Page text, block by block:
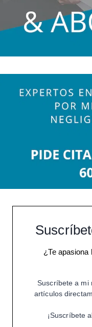
¿Te apasiona
Suscríbete a mi
artículos
¡Suscríbete